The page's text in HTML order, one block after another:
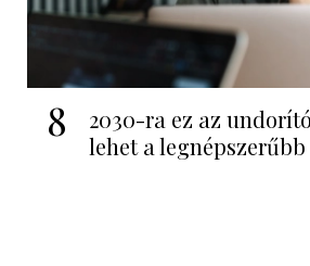
8
2030-ra ez az
lehet a legnépszerűbb